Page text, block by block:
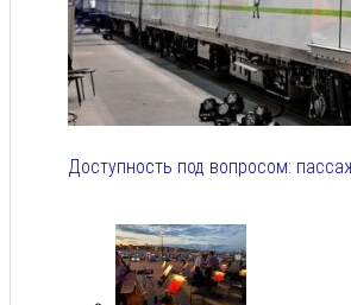
Доступность под вопросом: